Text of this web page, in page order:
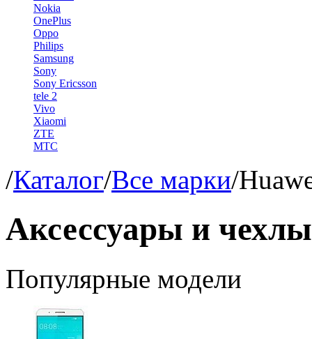
Nokia
OnePlus
Oppo
Philips
Samsung
Sony
Sony Ericsson
tele 2
Vivo
Xiaomi
ZTE
МТС
/Каталог/Все марки/
Аксессуары и
Популярные модели